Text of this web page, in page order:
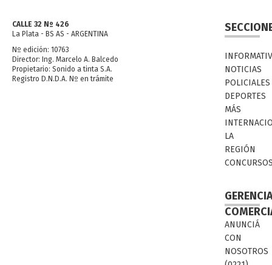
CALLE 32 Nº 426
La Plata - BS AS - ARGENTINA
Nº edición: 10763
Director: Ing. Marcelo A. Balcedo
Propietario: Sonido a tinta S.A.
Registro D.N.D.A. Nº en trámite
NOTICIAS
POLICIALES
DEPORTES
MÁS
LA
REGIÓN
ANUNCIÁ
CON
NOSOTROS